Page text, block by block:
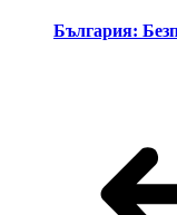
България: